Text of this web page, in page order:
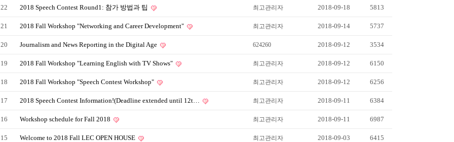
2018 Speech Contest Round1: 참가 방법과 팁 최고관리자 2018-09-18 5813
2018 Fall Workshop "Networking and Career Development" 최고관리자 2018-09-14 5737
Journalism and News Reporting in the Digital Age 624260 2018-09-12 3534
2018 Fall Workshop "Learning English with TV Shows" 최고관리자 2018-09-12 6150
2018 Fall Workshop "Speech Contest Workshop" 최고관리자 2018-09-12 6256
2018 Speech Contest Information!(Deadline extended until 12t… 최고관리자 2018-09-11 6384
Workshop schedule for Fall 2018 최고관리자 2018-09-11 6987
Welcome to 2018 Fall LEC OPEN HOUSE 최고관리자 2018-09-03 6415